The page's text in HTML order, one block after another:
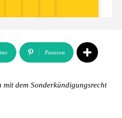
Pinterest
mit dem Sonderkündigungsrecht